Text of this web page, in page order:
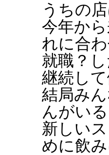
うちの
今年か
れに合
就職？
継続し
結局み
んがい
新しい
めに飲